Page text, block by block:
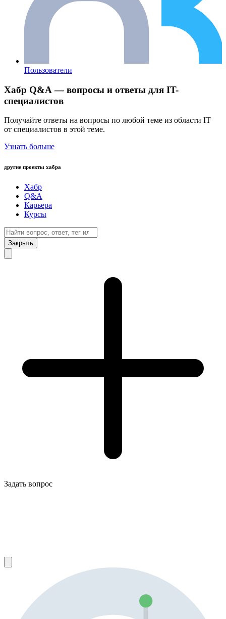
Пользователи
Хабр Q&A — вопросы и ответы для IT-
специалистов
Получайте ответы на вопросы по любой теме из области IT
от специалистов в этой теме.
Узнать больше
другие проекты хабра
Хабр
Q&A
Карьера
Курсы
Закрыть
Задать вопрос